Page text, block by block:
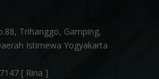
Trihanggo, Gamping,
Istimewa Yogyakarta
[ Rina ]